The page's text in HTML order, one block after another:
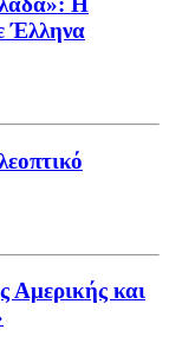
Έλληνα
Αμερικής και